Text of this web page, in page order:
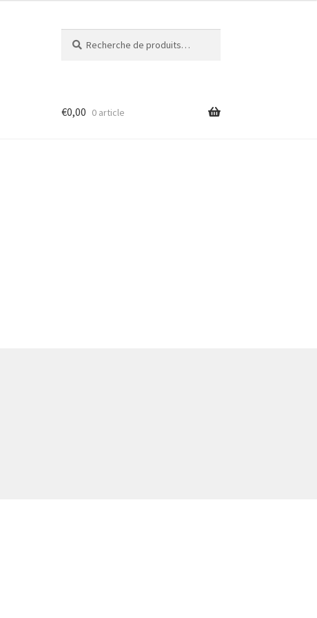
pour :
€0,00 0 article